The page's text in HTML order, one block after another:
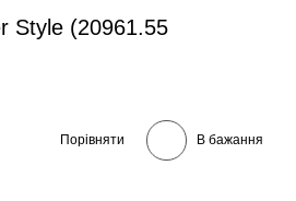
Style (20961.55
Порівняти В бажання